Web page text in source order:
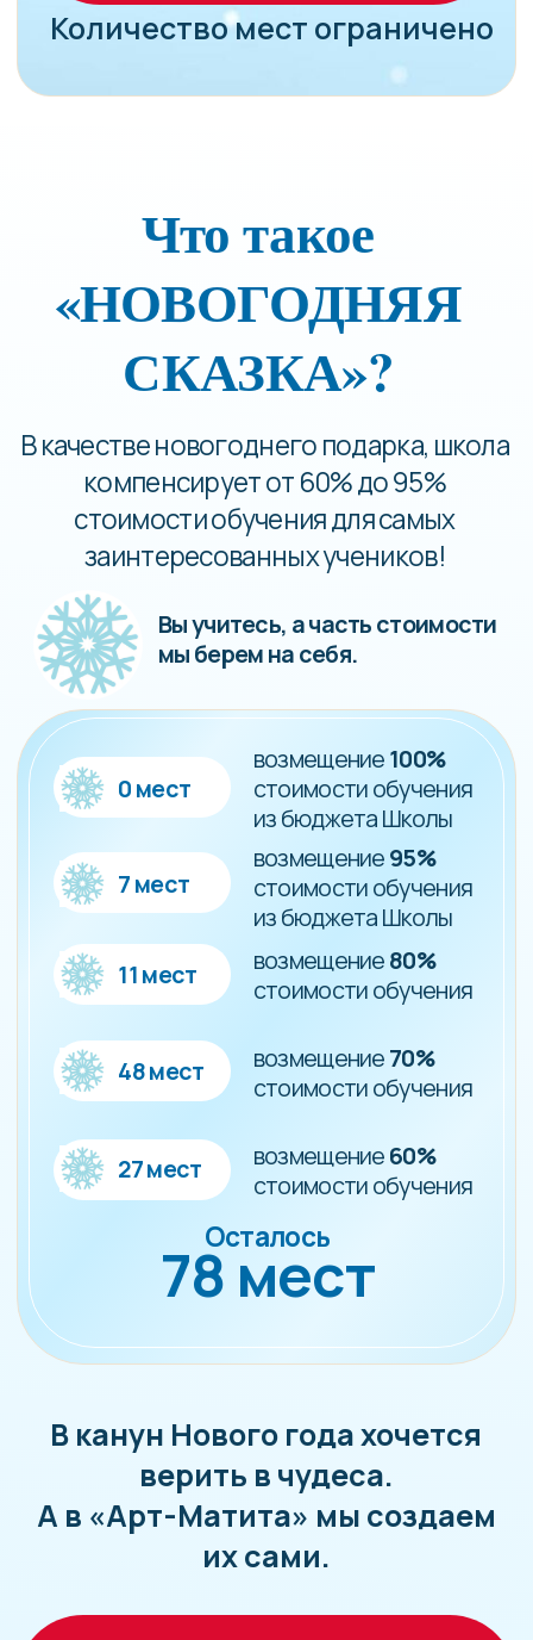
В качестве новогоднего подарка, школа
заинтересованных учеников!
78 мест
возмещение100%
из бюджета Школы
возмещение95%
стоимости обучения
из бюджета Школы
возмещение80%
возмещение70%
стоимости обучения
возмещение60%
стоимости обучения
В канун Нового года хочется
верить в чудеса.
А в «Арт-Матита» мы создаем
их сами.
Хочу получить финансовую
Все секреты масляной
живописи
Рисуйте как великие художники: 19
картин маслом за 4 месяца, даже если
никогда не держали кисть в руках
ВЫБРАТЬ ЭТУ